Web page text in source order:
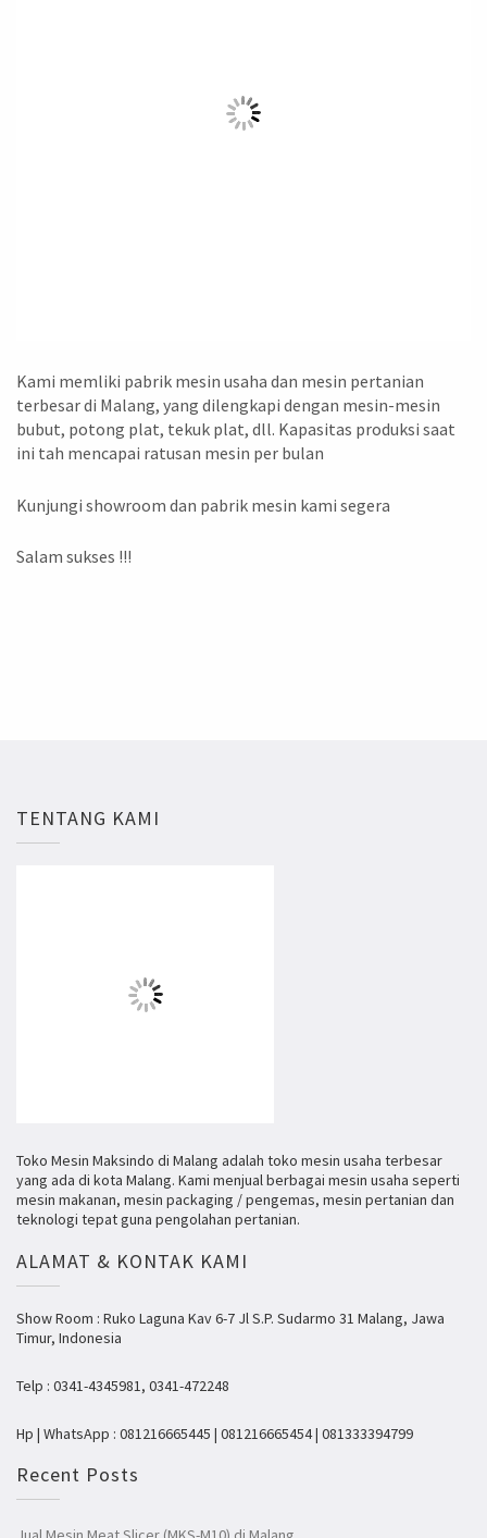
Kami memliki pabrik mesin usaha dan mesin pertanian
terbesar di Malang, yang dilengkapi dengan mesin-mesin
bubut, potong plat, tekuk plat, dll. Kapasitas produksi saat
ini tah mencapai ratusan mesin per bulan
Kunjungi showroom dan pabrik mesin kami segera
Salam sukses !!!
TENTANG KAMI
Toko Mesin Maksindo di Malang adalah toko mesin usaha terbesar
yang ada di kota Malang. Kami menjual berbagai mesin usaha seperti
mesin makanan, mesin packaging / pengemas, mesin pertanian dan
teknologi tepat guna pengolahan pertanian.
ALAMAT & KONTAK KAMI
Show Room : Ruko Laguna Kav 6-7 Jl S.P. Sudarmo 31 Malang, Jawa
Timur, Indonesia
Telp : 0341-4345981, 0341-472248
Hp | WhatsApp : 081216665445 | 081216665454 | 081333394799
Recent Posts